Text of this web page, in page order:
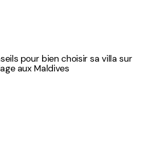
pour bien choisir sa villa sur
aux Maldives